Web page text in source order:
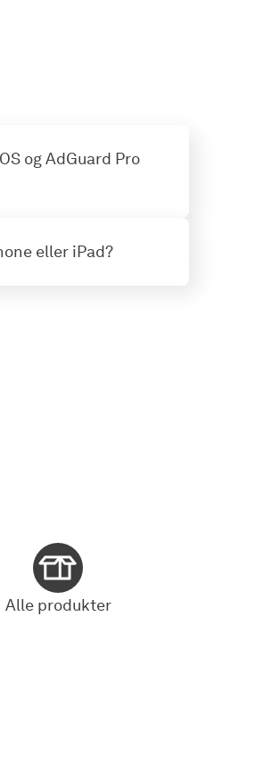
og AdGuard Pro
eller iPad?
Alle produkter